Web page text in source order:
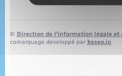
© Direction de l’information légale
comarquage developpé par baseo.io